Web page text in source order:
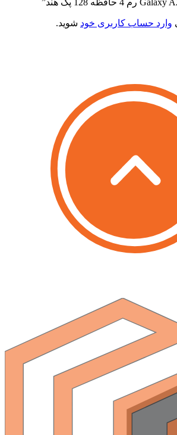
وارد حساب کاربری خودشوید.